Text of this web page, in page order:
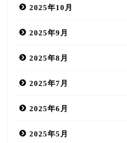
2025年10月
2025年9月
2025年8月
2025年7月
2025年6月
2025年5月